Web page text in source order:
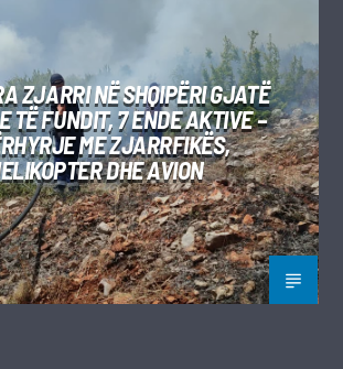
ZJARRI NË SHQIPËRI GJATË
TË FUNDIT, 7 ENDE AKTIVE –
ME ZJARRFIKËS,
DHE AVION